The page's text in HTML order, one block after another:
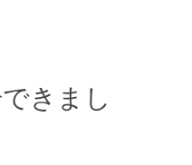
きまし